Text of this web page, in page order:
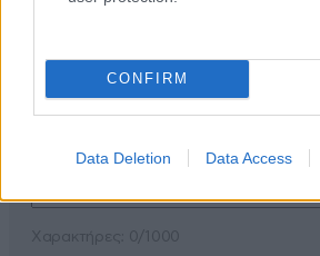
CONFIRM
Data Deletion Data Access